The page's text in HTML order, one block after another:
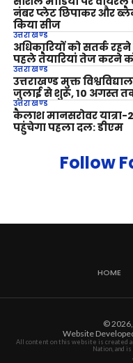
नंबर प्लेट छिपाकर और
किया सीज
उत्तराखण्ड
अधिकारियों को सतर्क
पहले तैयारियां तेज करने
उत्तराखण्ड
उत्तराखण्ड मुक्त
जुलाई से शुरू, 10 अगस्त
उत्तराखण्ड
कैलाश मानसरोवर यात्रा-
पहुंचेगा पहला दल: डीएम
Follow
HOME
© 2026,
Website
All content on this website is created
Nation, and